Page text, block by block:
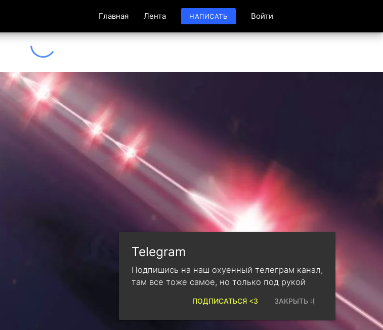
Главная Лента НАПИСАТЬ Войти
Telegram
Подпишись на наш охуенный телеграм канал,
там все тоже самое, но только под рукой
ЗАКРЫТЬ :(
ПОДПИСАТЬСЯ <3